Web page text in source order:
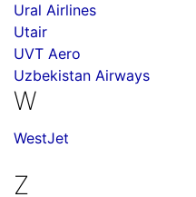
Ural Airlines
Utair
UVT Aero
Uzbekistan Airways
W
WestJet
Z